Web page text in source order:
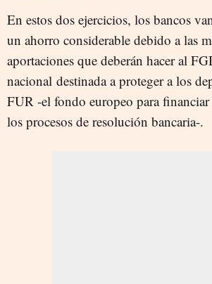
En estos dos ejercicios, los bancos
un ahorro considerable debido a las
aportaciones que deberán hacer al
nacional destinada a proteger a los
FUR -el fondo europeo para
los procesos de resolución bancaria-.